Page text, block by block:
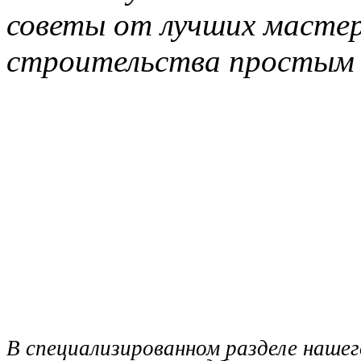
советы от лучших
строительства
В специализированном разделе